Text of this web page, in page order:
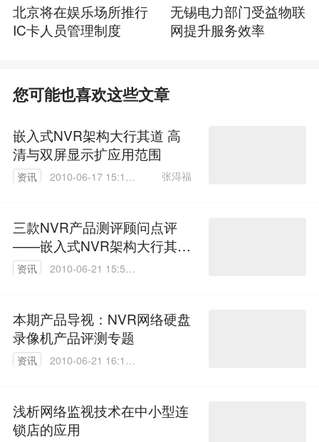
北京将在娱乐场所推行
IC卡人员管理制度
无锡电力部门受益物联
网提升服务效率
您可能也喜欢这些文章
嵌入式NVR架构大行其道 高
清与双屏显示扩应用范围
资讯
2010-06-17 15:18:
张淂福
三款NVR产品测评顾问点评
——嵌入式NVR架构大行其
道，高清与双屏显示扩大应用
资讯
2010-06-21 15:58:
本期产品导视：NVR网络硬盘
录像机产品评测专题
资讯
2010-06-21 16:11:
浅析网络监视技术在中小型连
锁店的应用